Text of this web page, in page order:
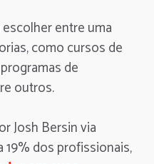
entre uma
como cursos de
de
outros.
Josh Bersin via
19% dos profissionais,